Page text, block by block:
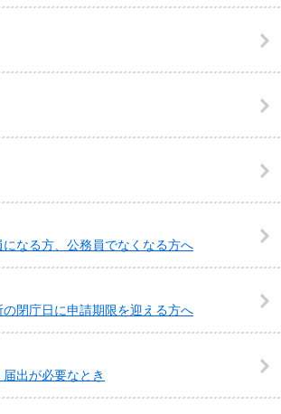
になる方、公務員でなくなる方へ
の閉庁日に申請期限を迎える方へ
届出が必要なとき